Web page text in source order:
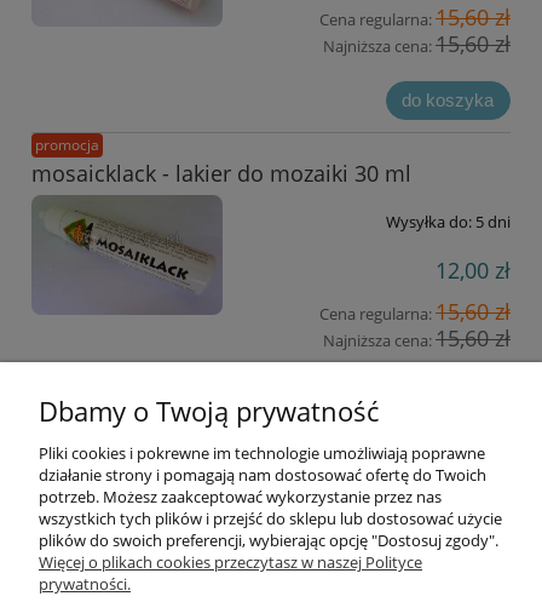
Cena regularna:15,60 zł
Najniższa cena:15,60 zł
do koszyka
mosaicklack - lakier do mozaiki 30 ml
Wysyłka do: 5 dni
12,00 zł
Cena regularna:15,60 zł
Najniższa cena:15,60 zł
promocja
Informacje
Opłaty i koszty dostawy
Dbamy o Twoją prywatność
Pliki cookies i pokrewne im technologie umożliwiają poprawne
działanie strony i pomagają nam dostosować ofertę do Twoich
potrzeb. Możesz zaakceptować wykorzystanie przez nas
wszystkich tych plików i przejść do sklepu lub dostosować użycie
plików do swoich preferencji, wybierając opcję "Dostosuj zgody".
Więcej o plikach cookies przeczytasz w naszej Polityce
prywatności.